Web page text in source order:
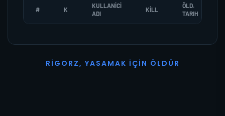
# K
KULLANICI
ADI
KILL
ÖLD.
TARIH
R I G O R Z, YASAMAK İ ÇI N Ö L D Ü R